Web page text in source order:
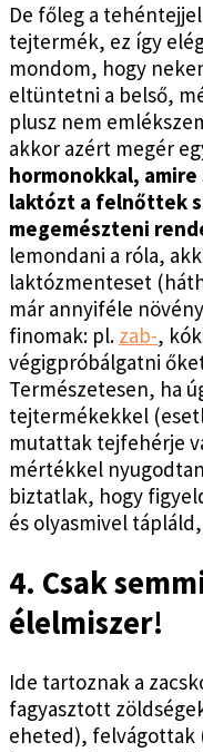
De főleg a
tejtermék, ez így
mondom, hogy
eltüntetni a belső,
plusz nem
akkor azért megér
hormonokkal, amire
laktózt a felnőttek
megemészteni
lemondani a róla,
laktózmenteset
már annyiféle
finomak: pl. zab-,
végigpróbálgatni
Természetesen, ha
tejtermékekkel
mutattak tejfehérje
mértékkel
biztatlak, hogy
és olyasmivel
4. Csak
élelmiszer!
Ide tartoznak a
fagyasztott
eheted), felvágottak